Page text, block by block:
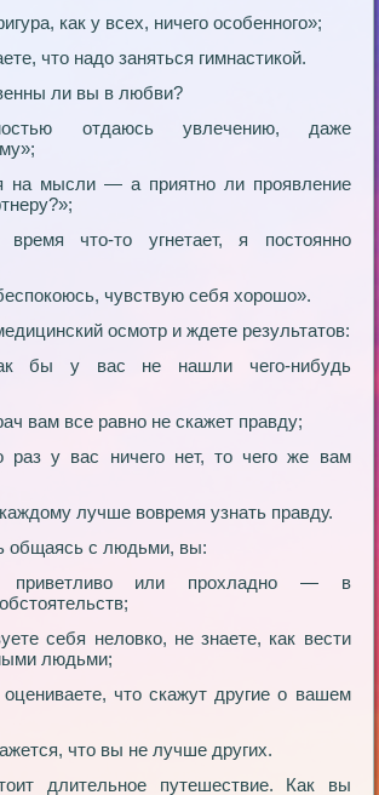
как у всех, ничего особенного»;
что надо заняться гимнастикой.
ли вы в любви?
отдаюсь увлечению, даже
на мысли — а приятно ли проявление
что-то угнетает, я постоянно
чувствую себя хорошо».
осмотр и ждете результатов:
бы у вас не нашли чего-нибудь
вам все равно не скажет правду;
раз у вас ничего нет, то чего же вам
каждому лучше вовремя узнать правду.
общаясь с людьми, вы:
приветливо или прохладно — в
себя неловко, не знаете, как вести
людьми;
что скажут другие о вашем
что вы не лучше других.
длительное путешествие. Как вы